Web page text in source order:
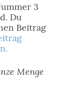
3
Du
Beitrag
Menge